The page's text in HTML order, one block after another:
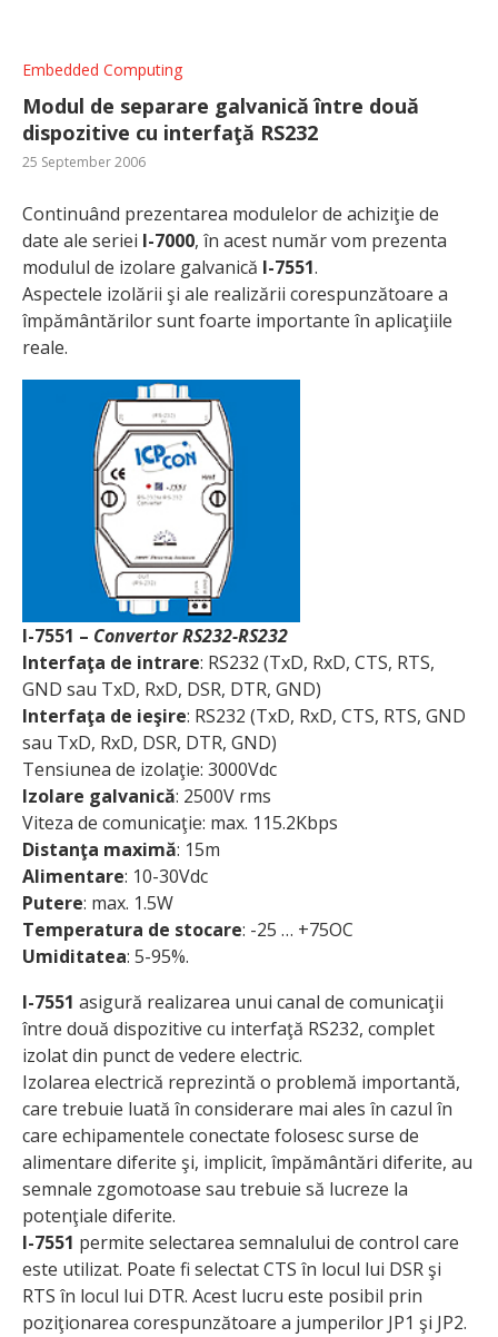
Embedded Computing
Modul de separare galvanică între două
dispozitive cu interfaţă RS232
25 September 2006
Continuând prezentarea modulelor de achiziţie de
date ale seriei I-7000, în acest număr vom prezenta
modulul de izolare galvanică I-7551.
Aspectele izolării şi ale realizării corespunzătoare a
împământărilor sunt foarte importante în aplicaţiile
reale.
I-7551 – Convertor RS232-RS232
Interfaţa de intrare: RS232 (TxD, RxD, CTS, RTS,
GND sau TxD, RxD, DSR, DTR, GND)
Interfaţa de ieşire: RS232 (TxD, RxD, CTS, RTS, GND
sau TxD, RxD, DSR, DTR, GND)
Tensiunea de izolaţie: 3000Vdc
Izolare galvanică: 2500V rms
Viteza de comunicaţie: max. 115.2Kbps
Distanţa maximă: 15m
Alimentare: 10-30Vdc
Putere: max. 1.5W
Temperatura de stocare: -25 … +75OC
Umiditatea: 5-95%.
I-7551 asigură realizarea unui canal de comunicaţii
între două dispozitive cu interfaţă RS232, complet
izolat din punct de vedere electric.
Izolarea electrică reprezintă o problemă importantă,
care trebuie luată în considerare mai ales în cazul în
care echipamentele conectate folosesc surse de
alimentare diferite şi, implicit, împământări diferite, au
semnale zgomotoase sau trebuie să lucreze la
potenţiale diferite.
I-7551 permite selectarea semnalului de control care
este utilizat. Poate fi selectat CTS în locul lui DSR şi
RTS în locul lui DTR. Acest lucru este posibil prin
poziţionarea corespunzătoare a jumperilor JP1 şi JP2.